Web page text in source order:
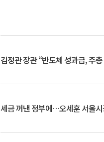
김정관 장관 “반도체 성과급, 주
세금 꺼낸 정부에…오세훈 서울